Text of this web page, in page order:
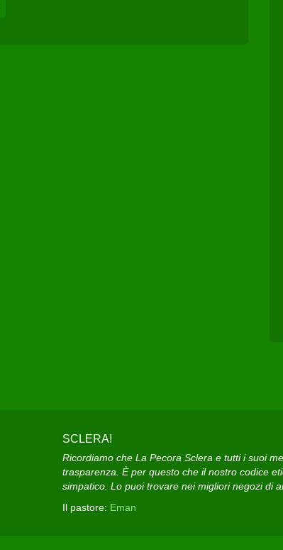
SCLERA!
Ricordiamo che La Pecora Sclera e tutti i suoi
trasparenza. È per questo che il nostro codice
simpatico. Lo puoi trovare nei migliori negozi di
Il pastore: Eman